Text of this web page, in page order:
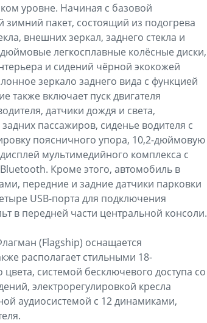
уровне. Начиная с базовой
пакет, состоящий из подогрева
внешних зеркал, заднего стекла и
легкосплавные колёсные диски,
и сидений чёрной экокожей
зеркало заднего вида с функцией
также включает пуск двигателя
датчики дождя и света,
пассажиров, сиденье водителя с
поясничного упора, 10,2-дюймовую
мультимедийного комплекса с
Кроме этого, автомобиль в
передние и задние датчики парковки
USB-порта для подключения
в передней части центральной консоли.
(Flagship) оснащается
располагает стильными 18-
системой бесключевого доступа со
электрорегулировкой кресла
аудиосистемой с 12 динамиками,